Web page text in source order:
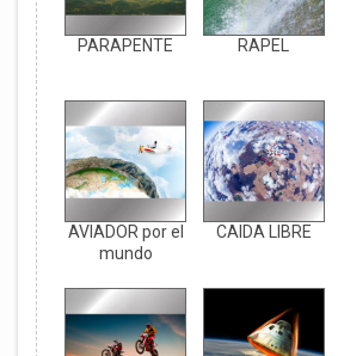
PARAPENTE RAPEL
AVIADOR por el
mundo
CAIDA LIBRE